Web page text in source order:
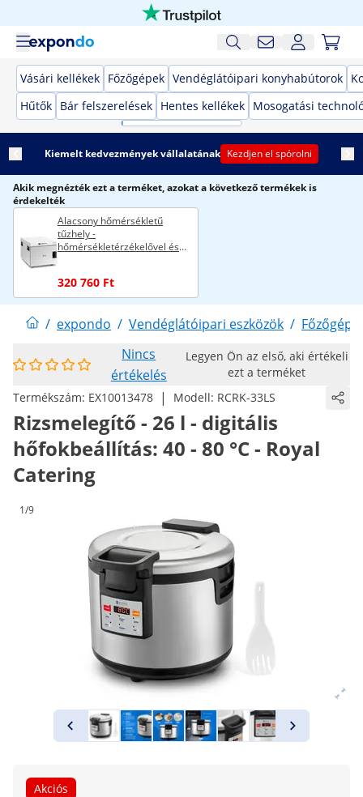
Vásári kellékek Főzőgépek Vendéglátóipari konyhabútorok
Hűtők Bár felszerelések Hentes kellékek Mosogatási
Kiemelt kedvezmények vállalatának Kezdjen el spórolni
Akik megnézték ezt a terméket, azokat a következő termékek is
érdekelték
Alacsony hőmérsékletű
tűzhely -
hőmérsékletérzékelővel és
320 760 Ft
/ expondo / Vendéglátóipari eszközök /
Nincs
értékelés
Legyen Ön az első, aki értékeli
ezt a terméket
Termékszám: EX10013478 | Modell: RCRK-33LS
Rizsmelegítő - 26 l - digitális
hőfokbeállítás: 40 - 80 °C - Royal
Catering
1/9
Akciós